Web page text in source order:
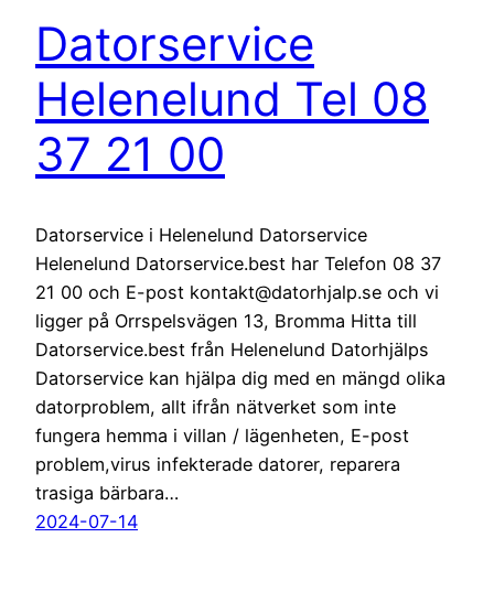
Datorservice
Helenelund Tel 08
37 21 00
Datorservice i Helenelund Datorservice
Helenelund Datorservice.best har Telefon 08 37
21 00 och E-post kontakt@datorhjalp.se och vi
ligger på Orrspelsvägen 13, Bromma Hitta till
Datorservice.best från Helenelund Datorhjälps
Datorservice kan hjälpa dig med en mängd olika
datorproblem, allt ifrån nätverket som inte
fungera hemma i villan / lägenheten, E-post
problem,virus infekterade datorer, reparera
trasiga bärbara…
2024-07-14